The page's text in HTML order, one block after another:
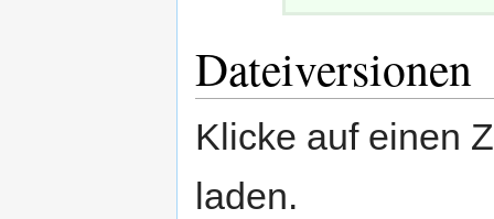
Dateiversionen
Klicke auf einen
laden.